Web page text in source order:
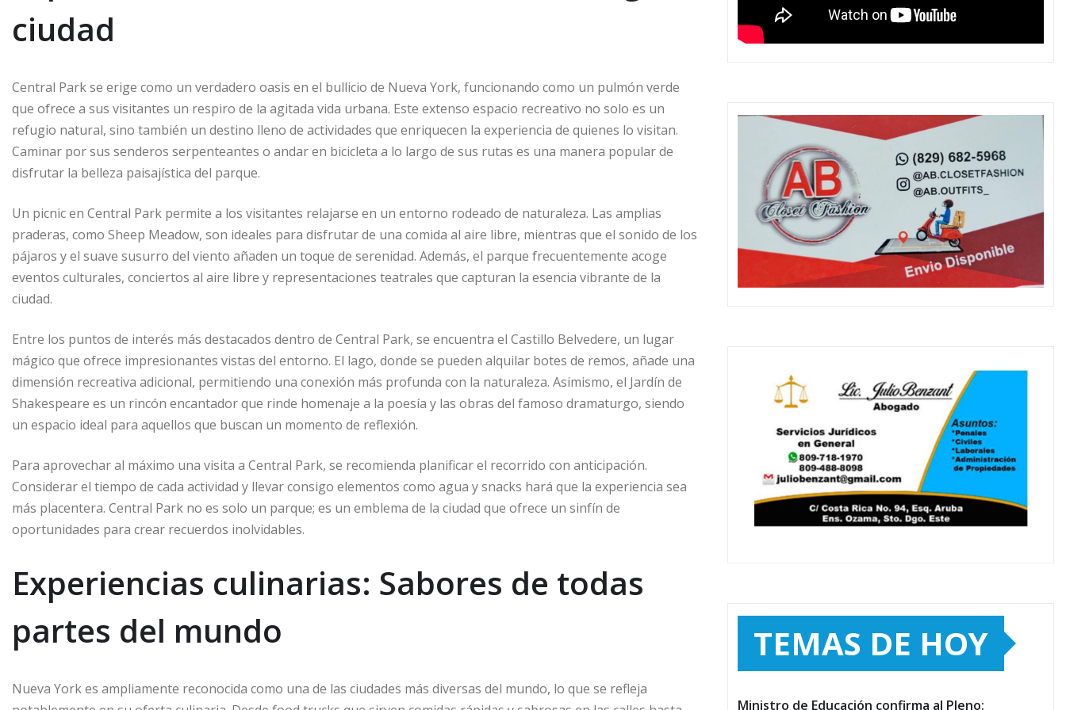
b
o
k
dI
p e
r
r
ciudad
Central Park se erige como un verdadero oasis en el bullicio de Nueva York, funcionando como un pulmón verde
que ofrece a sus visitantes un respiro de la agitada vida urbana. Este extenso espacio recreativo no solo es un
refugio natural, sino también un destino lleno de actividades que enriquecen la experiencia de quienes lo visitan.
Caminar por sus senderos serpenteantes o andar en bicicleta a lo largo de sus rutas es una manera popular de
disfrutar la belleza paisajística del parque.
Un picnic en Central Park permite a los visitantes relajarse en un entorno rodeado de naturaleza. Las amplias
praderas, como Sheep Meadow, son ideales para disfrutar de una comida al aire libre, mientras que el sonido de los
pájaros y el suave susurro del viento añaden un toque de serenidad. Además, el parque frecuentemente acoge
eventos culturales, conciertos al aire libre y representaciones teatrales que capturan la esencia vibrante de la
ciudad.
Entre los puntos de interés más destacados dentro de Central Park, se encuentra el Castillo Belvedere, un lugar
mágico que ofrece impresionantes vistas del entorno. El lago, donde se pueden alquilar botes de remos, añade una
dimensión recreativa adicional, permitiendo una conexión más profunda con la naturaleza. Asimismo, el Jardín de
Shakespeare es un rincón encantador que rinde homenaje a la poesía y las obras del famoso dramaturgo, siendo
un espacio ideal para aquellos que buscan un momento de reflexión.
Para aprovechar al máximo una visita a Central Park, se recomienda planificar el recorrido con anticipación.
Considerar el tiempo de cada actividad y llevar consigo elementos como agua y snacks hará que la experiencia sea
más placentera. Central Park no es solo un parque; es un emblema de la ciudad que ofrece un sinfín de
oportunidades para crear recuerdos inolvidables.
Experiencias culinarias: Sabores de todas
partes del mundo
Nueva York es ampliamente reconocida como una de las ciudades más diversas del mundo, lo que se refleja
TEMAS DE HOY
Ministro de Educación confirma al Pleno: